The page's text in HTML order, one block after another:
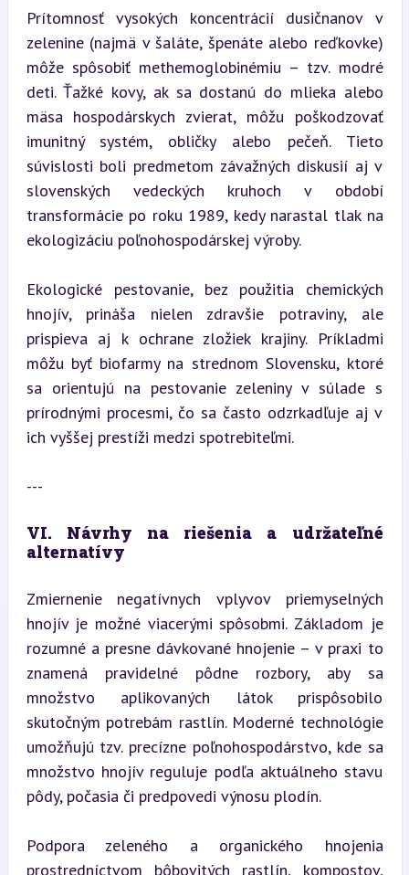
Prítomnosť vysokých koncentrácií dusičnanov v
zelenine (najmä v šaláte, špenáte alebo reďkovke)
môže spôsobiť methemoglobinémiu – tzv. modré
deti. Ťažké kovy, ak sa dostanú do mlieka alebo
mäsa hospodárskych zvierat, môžu poškodzovať
imunitný systém, obličky alebo pečeň. Tieto
súvislosti boli predmetom závažných diskusií aj v
slovenských vedeckých kruhoch v období
transformácie po roku 1989, kedy narastal tlak na
ekologizáciu poľnohospodárskej výroby.
Ekologické pestovanie, bez použitia chemických
hnojív, prináša nielen zdravšie potraviny, ale
prispieva aj k ochrane zložiek krajiny. Príkladmi
môžu byť biofarmy na strednom Slovensku, ktoré
sa orientujú na pestovanie zeleniny v súlade s
prírodnými procesmi, čo sa často odzrkadľuje aj v
ich vyššej prestíži medzi spotrebiteľmi.
---
VI. Návrhy na riešenia a udržateľné
alternatívy
Zmiernenie negatívnych vplyvov priemyselných
hnojív je možné viacerými spôsobmi. Základom je
rozumné a presne dávkované hnojenie – v praxi to
znamená pravidelné pôdne rozbory, aby sa
množstvo aplikovaných látok prispôsobilo
skutočným potrebám rastlín. Moderné technológie
umožňujú tzv. precízne poľnohospodárstvo, kde sa
množstvo hnojív reguluje podľa aktuálneho stavu
pôdy, počasia či predpovedi výnosu plodín.
Podpora zeleného a organického hnojenia
prostredníctvom bôbovitých rastlín, kompostov,